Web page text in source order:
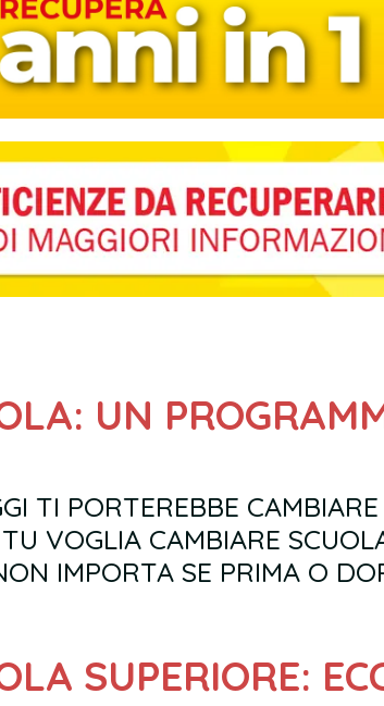
TI PORTEREBBE
VOGLIA CAMBIARE
IMPORTA SE PRIMA O
SUPERIORE: